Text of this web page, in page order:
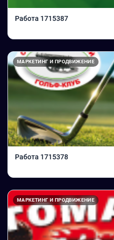
Работа 1715387
МАРКЕТИНГ И ПРОДВИЖЕНИЕ
Работа 1715378
МАРКЕТИНГ И ПРОДВИЖЕНИЕ